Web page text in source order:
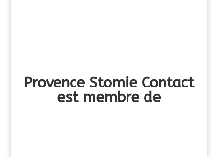
Provence Stomie Contact
est membre de